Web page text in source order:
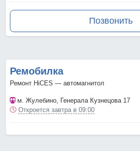
Позвонить
Ремобилка
Ремонт HiCES — автомагнитол
м. Жулебино, Генерала Кузнецова 17
Откроется завтра в 09:00